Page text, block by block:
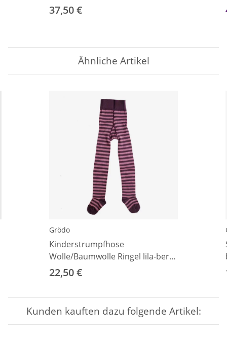
37,50 €
Ähnliche Artikel
Grödo
Kinderstrumpfhose
Wolle/Baumwolle Ringel lila-berry
86
22,50 €
Kunden kauften dazu folgende Artikel: